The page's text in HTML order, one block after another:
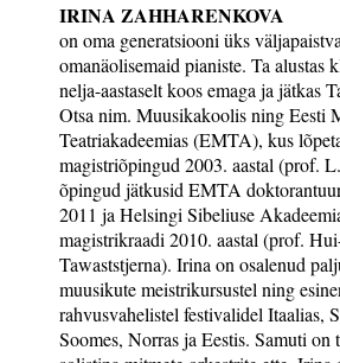
IRINA ZAHHARENKOVA
on oma generatsiooni üks
omanäolisemaid pianiste. Ta alustas
nelja-aastaselt koos emaga ja jätkas
Otsa nim. Muusikakoolis ning Eesti
Teatriakadeemias (EMTA), kus
magistriõpingud 2003. aastal (prof.
õpingud jätkusid EMTA
2011 ja Helsingi Sibeliuse
magistrikraadi 2010. aastal (prof.
Tawaststjerna). Irina on osalenud
muusikute meistrikursustel ning
rahvusvahelistel festivalidel Itaalias,
Soomes, Norras ja Eestis. Samuti on